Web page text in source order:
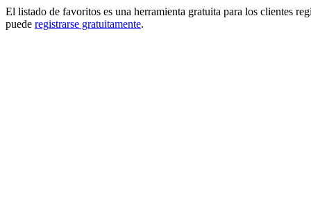
El listado de favoritos es una herramienta gratuita para los clientes
puede registrarse gratuitamente.